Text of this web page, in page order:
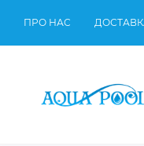
ПРО НАС